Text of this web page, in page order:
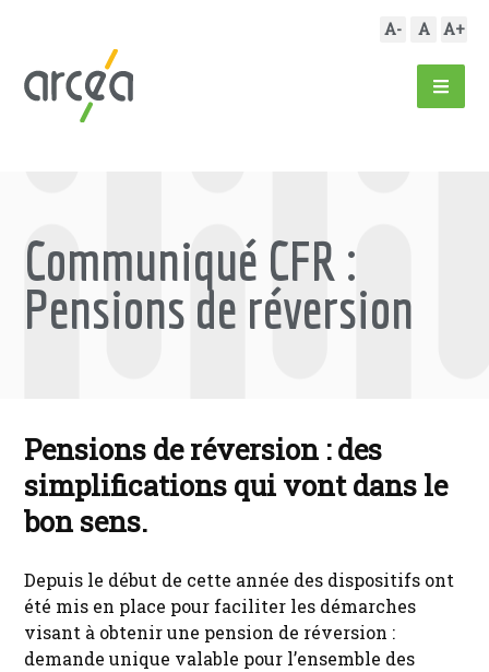
A- A A+
Communiqué CFR :
Pensions de réversion
Pensions de réversion : des
simplifications qui vont dans le
bon sens.
Depuis le début de cette année des dispositifs ont
été mis en place pour faciliter les démarches
visant à obtenir une pension de réversion :
demande unique valable pour l’ensemble des